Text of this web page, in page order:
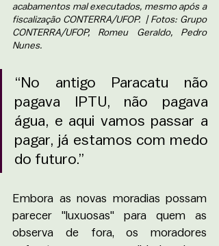
acabamentos mal executados, mesmo após a
fiscalização CONTERRA/UFOP.  | Fotos: Grupo
CONTERRA/UFOP, Romeu Geraldo, Pedro
Nunes.
“No antigo Paracatu não
pagava IPTU, não pagava
água, e aqui vamos passar a
pagar, já estamos com medo
do futuro.”
Embora as novas moradias possam
parecer "luxuosas" para quem as
observa de fora, os moradores